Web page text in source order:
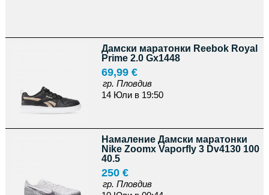
Дамски маратонки Reebok Royal
Prime 2.0 Gx1448
69,99 €
гр. Пловдив
14 Юли в 19:50
Намаление Дамски маратонки
Nike Zoomx Vaporfly 3 Dv4130 100
40.5
250 €
гр. Пловдив